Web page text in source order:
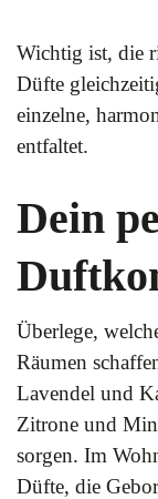
Wichtig ist, die
Düfte
einzelne,
entfaltet.
Dein
Überlege,
Räumen
Lavendel und
Zitrone und
sorgen. Im
Düfte, die